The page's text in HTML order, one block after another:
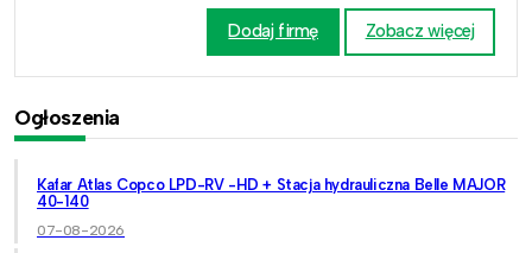
Dodaj firmę Zobacz więcej
Ogłoszenia
Kafar Atlas Copco LPD-RV -HD + Stacja hydrauliczna Belle MAJOR
40-140
07-08-2026